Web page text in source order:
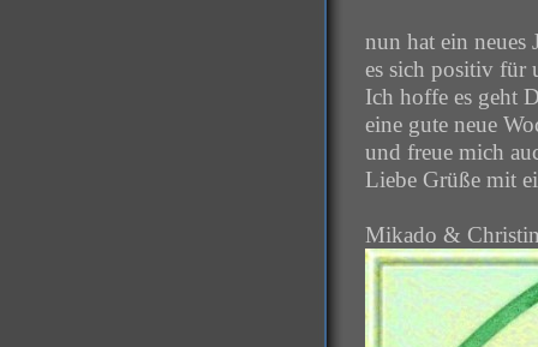
nun hat ein neues
es sich positiv für
Ich hoffe es geht
eine gute neue
und freue mich
Liebe Grüße mit
Mikado &